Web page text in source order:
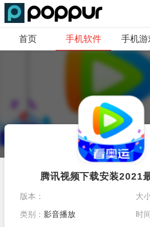
首页 手机软件 手机游
腾讯视频下载安装2021
版本：
V8.4.10.26061
大
类别：影音播放 时